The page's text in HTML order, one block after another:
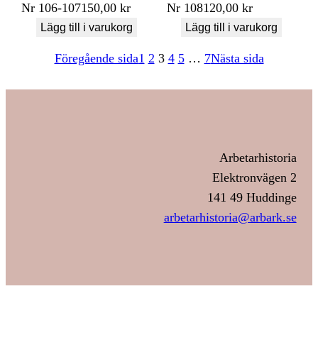
Nr 106-107150,00kr
Lägg till i varukorg
Nr 108120,00kr
Lägg till i varukorg
Föregående sida1 2 3 4 5 … 7Nästa sida
Arbetarhistoria
Elektronvägen 2
141 49 Huddinge
arbetarhistoria@arbark.se